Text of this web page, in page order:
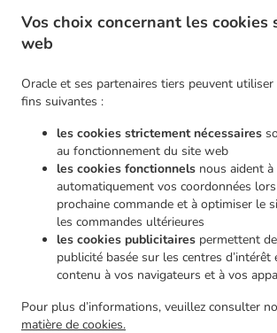
Vos choix concernant les cookies
web
Oracle et ses partenaires tiers peuvent utiliser
fins suivantes :
les cookies strictement nécessaires
au fonctionnement du site web
les cookies fonctionnels nous aident
automatiquement vos coordonnées
prochaine commande et à optimiser le
les commandes ultérieures
les cookies publicitaires permettent
publicité basée sur les centres d’intérêt
contenu à vos navigateurs et à vos
Pour plus d’informations, veuillez consulter
matière de cookies.
Saint-Pierre . Pizza Service de livraison Morlanwelz . Pizza
lez-Herlaimont Carnières
livraison Chapelle-lez-Herlaimont
. Pizza Service de livraison Montigny-le-
Pizza Service de livraison Montigny-le-Tilleul
Pizza Service de
Service de livraison Leval Leval-Trahegnies . Pizza Service de
de livraison Courcelles Souvret . Pizza Service de livraison
Pizza Service de livraison La Louvière
Pizza Service de
. Pizza Service de livraison Erquelinnes . Pizza
Pizza Service de livraison Ham-sur-Heure-Nalinnes Marbaix